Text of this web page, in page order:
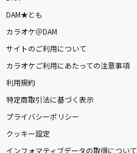
青い珊瑚礁
松田聖子
DAM★とも
カラオケ＠DAM
サイトのご利用について
カラオケご利用にあたっての注意事項
利用規約
特定商取引法に基づく表示
プライバシーポリシー
クッキー設定
インフォマティブデータの取得について